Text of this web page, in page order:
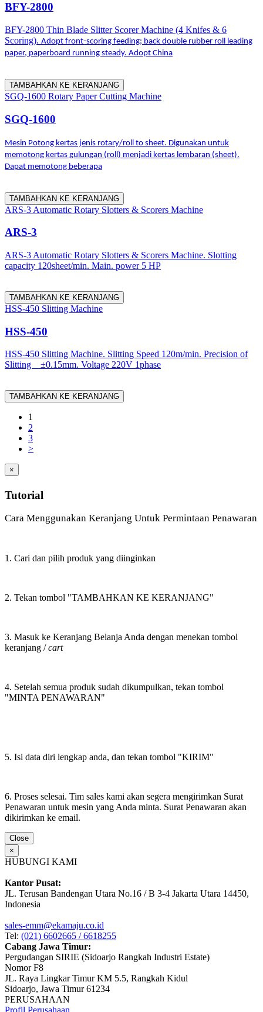
BFY-2800
BFY-2800 Thin Blade Slitter Scorer Machine (4 Knifes & 6
Scoring). Adopt front-scoring feeding; back double rubber roll leading
paper, paperboard running steady. Adopt China
TAMBAHKAN KE KERANJANG
SGQ-1600 Rotary Paper Cutting Machine
SGQ-1600
Mesin Potong kertas jenis rotary/roll to sheet. Digunakan untuk
memotong kertas gulungan (roll) menjadi kertas lembaran (sheet).
Dapat memotong beberapa
TAMBAHKAN KE KERANJANG
ARS-3 Automatic Rotary Slotters & Scorers Machine
ARS-3
ARS-3 Automatic Rotary Slotters & Scorers Machine. Slotting
capacity 120sheet/min. Main. power 5 HP
TAMBAHKAN KE KERANJANG
HSS-450 Slitting Machine
HSS-450
HSS-450 Slitting Machine. Slitting Speed 120m/min. Precision of
Slitting ±0.15mm. Voltage 220V 1phase
TAMBAHKAN KE KERANJANG
1
2
3
>
×
Tutorial
Cara Menggunakan Keranjang Untuk Permintaan Penawaran
1. Cari dan pilih produk yang diinginkan
2. Tekan tombol "TAMBAHKAN KE KERANJANG"
3. Masuk ke Keranjang Belanja Anda dengan menekan tombol
keranjang /cart
4. Setelah semua produk sudah dikumpulkan, tekan tombol
"MINTA PENAWARAN"
5. Isi data diri lengkap anda, dan tekan tombol "KIRIM"
6. Proses selesai. Tim sales kami akan segera mengirimkan Surat
Penawaran untuk mesin yang Anda minta. Surat Penawaran akan
dikirimkan ke email.
Close
×
HUBUNGI KAMI
Kantor Pusat:
JL. Terusan Bandengan Utara No.16 / B 3-4 Jakarta Utara 14450,
Indonesia
sales-emm@ekamaju.co.id
Tel: (021) 6602665 / 6618255
Cabang Jawa Timur:
Pergudangan SIRIE (Sidoarjo Rangkah Industri Estate)
Nomor F8
JL. Raya Lingkar Timur KM 5.5, Rangkah Kidul
Sidoarjo, Jawa Timur 61234
PERUSAHAAN